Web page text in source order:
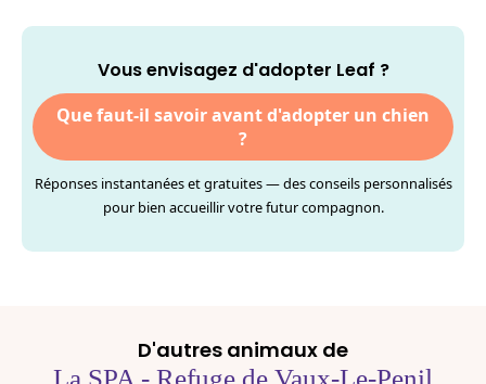
Vous envisagez d'adopter Leaf ?
Que faut-il savoir avant d'adopter un chien
?
Réponses instantanées et gratuites — des conseils personnalisés
pour bien accueillir votre futur compagnon.
D'autres animaux de
La SPA - Refuge de Vaux-Le-Penil